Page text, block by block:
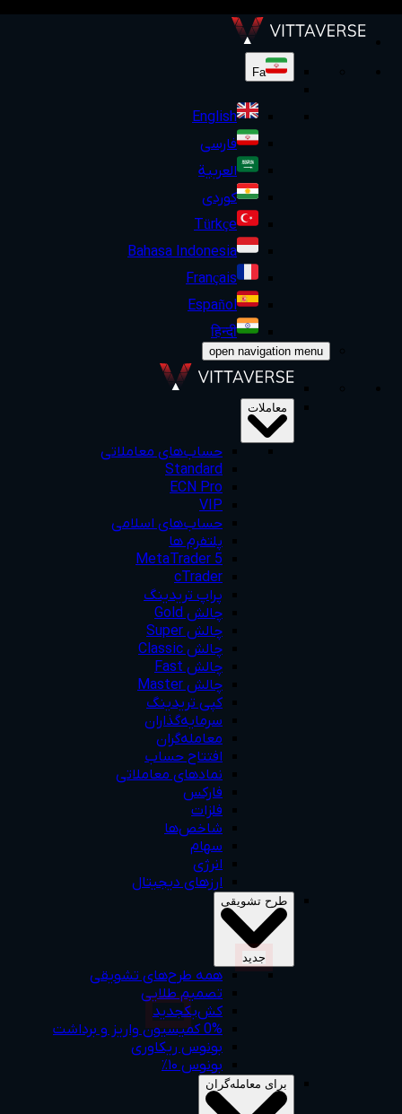
Fa
English
فارسی
العربية
کوردی
Türkçe
Bahasa Indonesia
Français
Español
हिन्दी
open navigation menu
معاملات
حساب‌های معاملاتی
Standard
ECN Pro
VIP
حساب‌های اسلامی
پلتفرم ها
MetaTrader 5
cTrader
پراپ تریدینگ
چالش Gold
چالش Super
چالش Classic
چالش Fast
چالش Master
کپی تریدینگ
سرمایه‌گذاران
معامله‌گران
افتتاح حساب
نمادهای معاملاتی
فارکس
فلزات
شاخص‌ها
سهام
انرژی
ارزهای دیجیتال
طرح‌ تشویقی
جديد
همه‌ طرح‌های‌ تشویقی
تصمیم طلایی
کش‌بکجديد
0% کمیسیون واریز و برداشت
بونوس ریکاوری
بونوس ۱۰٪
برای معامله‌گران